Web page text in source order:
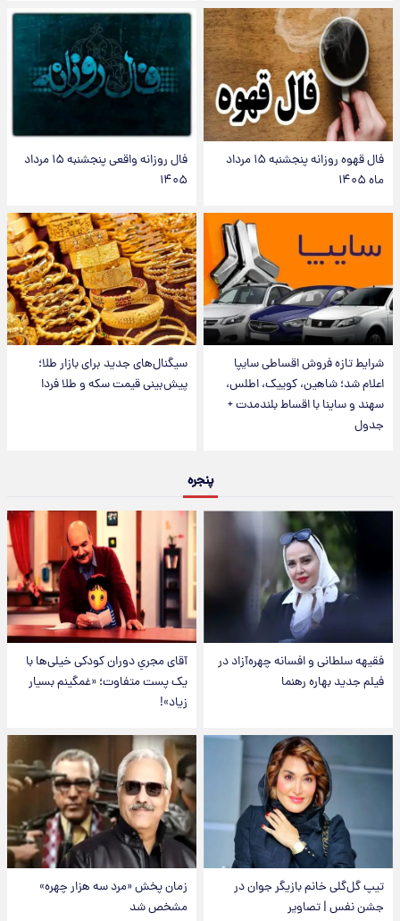
فال قهوه روزانه پنجشنبه ۱۵ مرداد
ماه ۱۴۰۵
فال روزانه واقعی پنجشنبه ۱۵ مرداد
۱۴۰۵
شرایط تازه فروش اقساطی سایپا
اعلام شد؛ شاهین، کوییک، اطلس،
سهند و ساینا با اقساط بلندمدت +
جدول
سیگنال‌های جدید برای بازار طلا؛
پیش‌بینی قیمت سکه و طلا فردا
پنجره
فقیهه سلطانی و افسانه چهره‌آزاد در
فیلم جدید بهاره رهنما
آقای مجریِ دوران کودکی خیلی‌ها با
یک پست متفاوت؛ «غمگینم بسیار
زیاد»!
تیپ گل‌گلی خانم بازیگر جوان در
جشن نفس | تصاویر
زمان پخش «مرد سه هزار چهره»
مشخص شد